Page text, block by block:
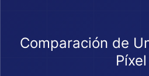
Comparación de
Píxel